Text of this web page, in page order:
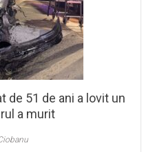
de 51 de ani a lovit un
a murit